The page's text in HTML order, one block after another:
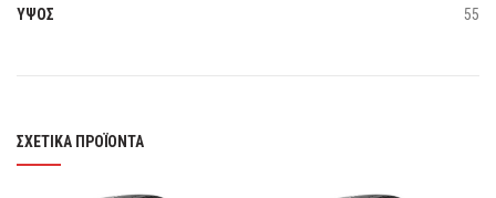
ΥΨΟΣ 55
ΣΧΕΤΙΚΆ ΠΡΟΪΌΝΤΑ